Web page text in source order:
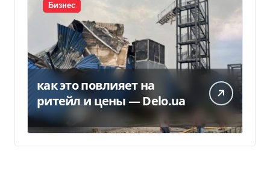
Бизнес
как это повлияет на
ритейл и цены — Delo.ua